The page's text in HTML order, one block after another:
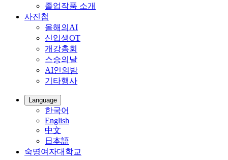
졸업작품 소개
사진첩
올해의AI
신입생OT
개강총회
스승의날
AI인의밤
기타행사
Language
한국어
English
中文
日本語
숙명여자대학교